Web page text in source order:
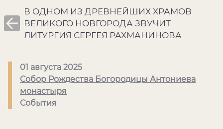
В ОДНОМ ИЗ ДРЕВНЕЙШИХ ХРАМОВ
ВЕЛИКОГО НОВГОРОДА ЗВУЧИТ
ЛИТУРГИЯ СЕРГЕЯ РАХМАНИНОВА
01 августа 2025
Собор Рождества Богородицы Антониева
монастыря
События